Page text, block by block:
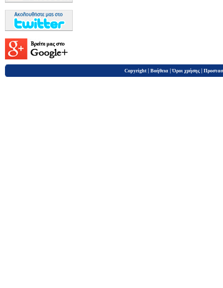
Copyright | Βοήθεια |Όροι χρήσης |